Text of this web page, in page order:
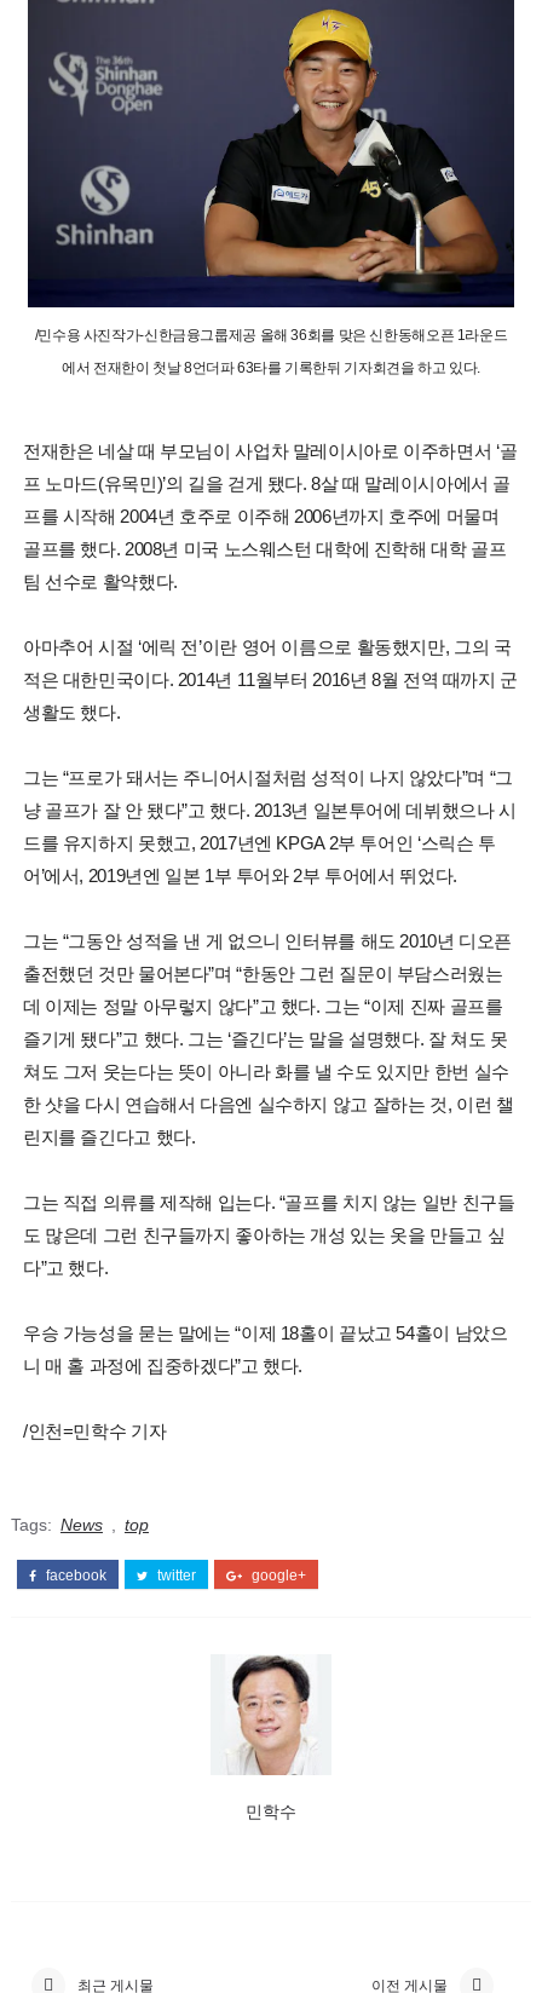
/민수용 사진작가-신한금융그룹제공 올해 36회를 맞은 신한동해오픈 1라운드
에서 전재한이 첫날 8언더파 63타를 기록한뒤 기자회견을 하고 있다.
전재한은 네살 때 부모님이 사업차 말레이시아로 이주하면서 ‘골
프 노마드(유목민)’의 길을 걷게 됐다. 8살 때 말레이시아에서 골
프를 시작해 2004년 호주로 이주해 2006년까지 호주에 머물며
골프를 했다. 2008년 미국 노스웨스턴 대학에 진학해 대학 골프
팀 선수로 활약했다.
아마추어 시절 ‘에릭 전’이란 영어 이름으로 활동했지만, 그의 국
적은 대한민국이다. 2014년 11월부터 2016년 8월 전역 때까지 군
생활도 했다.
그는 “프로가 돼서는 주니어시절처럼 성적이 나지 않았다”며 “그
냥 골프가 잘 안 됐다”고 했다. 2013년 일본투어에 데뷔했으나 시
드를 유지하지 못했고, 2017년엔 KPGA 2부 투어인 ‘스릭슨 투
어’에서, 2019년엔 일본 1부 투어와 2부 투어에서 뛰었다.
그는 “그동안 성적을 낸 게 없으니 인터뷰를 해도 2010년 디오픈
출전했던 것만 물어본다”며 “한동안 그런 질문이 부담스러웠는
데 이제는 정말 아무렇지 않다”고 했다. 그는 “이제 진짜 골프를
즐기게 됐다”고 했다. 그는 ‘즐긴다’는 말을 설명했다. 잘 쳐도 못
쳐도 그저 웃는다는 뜻이 아니라 화를 낼 수도 있지만 한번 실수
한 샷을 다시 연습해서 다음엔 실수하지 않고 잘하는 것, 이런 챌
린지를 즐긴다고 했다.
그는 직접 의류를 제작해 입는다. “골프를 치지 않는 일반 친구들
도 많은데 그런 친구들까지 좋아하는 개성 있는 옷을 만들고 싶
다”고 했다.
우승 가능성을 묻는 말에는 “이제 18홀이 끝났고 54홀이 남았으
니 매 홀 과정에 집중하겠다”고 했다.
/인천=민학수 기자
Tags: News top
facebook twitter google+
민학수
최근 게시물 이전 게시물